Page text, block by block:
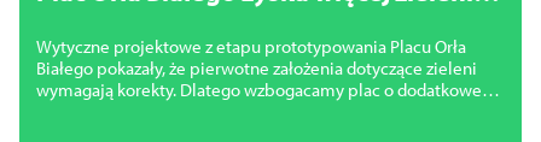
Wytyczne projektowe z etapu prototypowania Placu Orła
Białego pokazały, że pierwotne założenia dotyczące zieleni
wymagają korekty. Dlatego wzbogacamy plac o dodatkowe